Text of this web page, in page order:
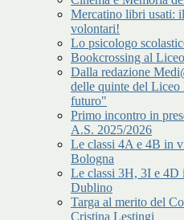
Mercatino libri usati:
volontari!
Lo psicologo
Bookcrossing al
Dalla redazione
delle quinte del Liceo
futuro"
Primo incontro in
A.S. 2025/2026
Le classi 4A e 4B in
Bologna
Le classi 3H, 3I e 4D
Dublino
Targa al merito del
Cristina Lestingi